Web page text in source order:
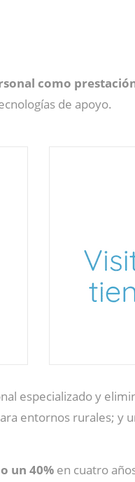
como
de apoyo.
especializado y
entornos rurales; y
un 40% en cuatro